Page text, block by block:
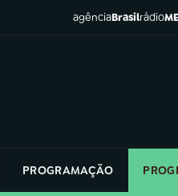
agênciaBrasilrádio
PROGRAMAÇÃO